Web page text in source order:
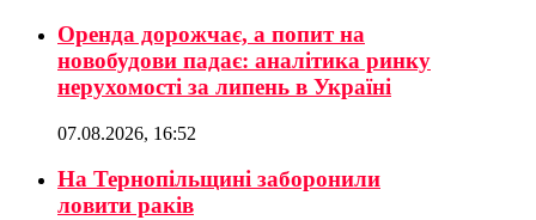
Оренда дорожчає, а попит на
новобудови падає: аналітика ринку
нерухомості за липень в Україні
07.08.2026, 16:52
На Тернопільщині заборонили
ловити раків